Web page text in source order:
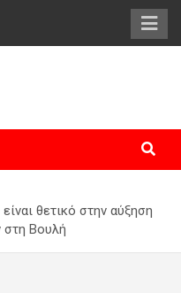
θετικό στην αύξηση
στη Βουλή